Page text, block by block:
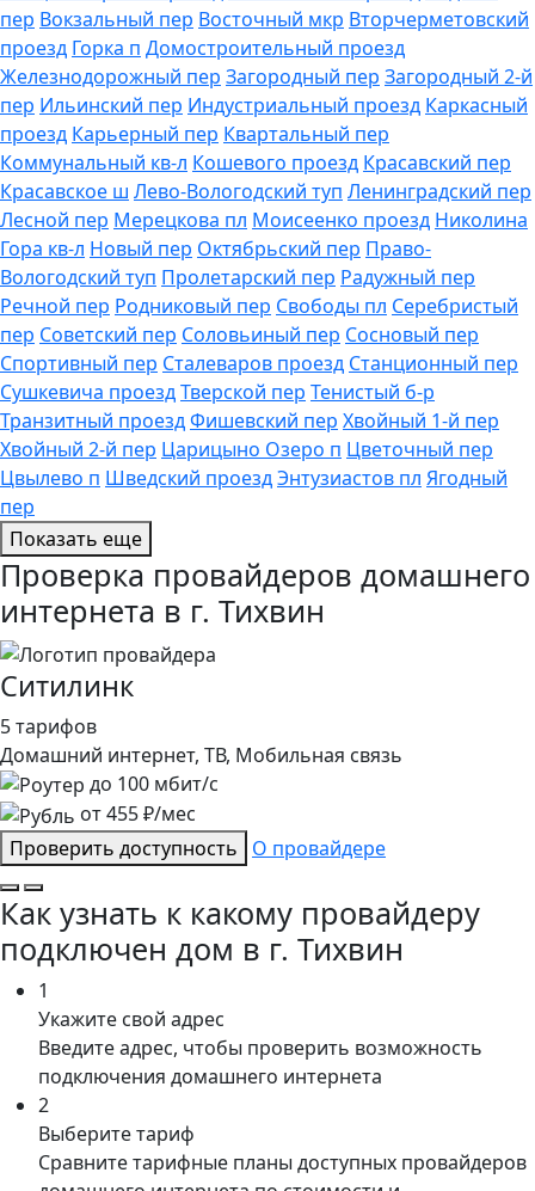
пер Вокзальный пер Восточный мкр Вторчерметовский
проезд Горка п Домостроительный проезд
Железнодорожный пер Загородный пер Загородный 2-й
пер Ильинский пер Индустриальный проезд Каркасный
проезд Карьерный пер Квартальный пер
Коммунальный кв-л Кошевого проезд Красавский пер
Красавское ш Лево-Вологодский туп Ленинградский пер
Лесной пер Мерецкова пл Моисеенко проезд Николина
Гора кв-л Новый пер Октябрьский пер Право-
Вологодский туп Пролетарский пер Радужный пер
Речной пер Родниковый пер Свободы пл Серебристый
пер Советский пер Соловьиный пер Сосновый пер
Спортивный пер Сталеваров проезд Станционный пер
Сушкевича проездТверской пер Тенистый б-р
Транзитный проездФишевский пер Хвойный 1-й пер
Хвойный 2-й пер Царицыно Озеро п Цветочный пер
Цвылево п Шведский проездЭнтузиастов пл Ягодный
пер
Показать еще
Проверка провайдеров домашнего
интернета в г. Тихвин
Ситилинк
5 тарифов
Домашний интернет, ТВ, Мобильная связь
до 100 мбит/с
от455₽/мес
Проверить доступность
О провайдере
Как узнать к какому провайдеру
подключен дом в г. Тихвин
1
Укажите свой адрес
Введите адрес, чтобы проверить возможность
подключения домашнего интернета
2
Выберите тариф
Сравните тарифные планы доступных провайдеров